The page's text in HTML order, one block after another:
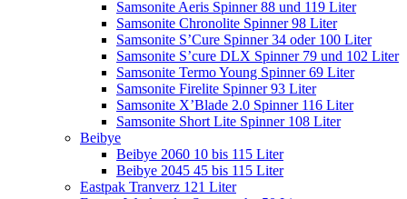
Samsonite Aeris Spinner 88 und 119 Liter
Samsonite Chronolite Spinner 98 Liter
Samsonite S’Cure Spinner 34 oder 100 Liter
Samsonite S’cure DLX Spinner 79 und 102 Liter
Samsonite Termo Young Spinner 69 Liter
Samsonite Firelite Spinner 93 Liter
Samsonite X’Blade 2.0 Spinner 116 Liter
Samsonite Short Lite Spinner 108 Liter
Beibye
Beibye 2060 10 bis 115 Liter
Beibye 2045 45 bis 115 Liter
Eastpak Tranverz 121 Liter